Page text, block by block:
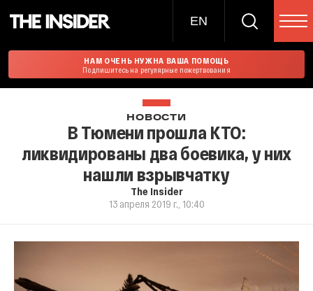
EN
НАМ ОЧЕНЬ НУЖНА ВАША ПОМОЩЬ
Подпишитесь на регулярные пожертвования
НОВОСТИ
В Тюмени прошла КТО:
ликвидированы два боевика, у них
нашли взрывчатку
The Insider
13 апреля 2019 г., 10:40